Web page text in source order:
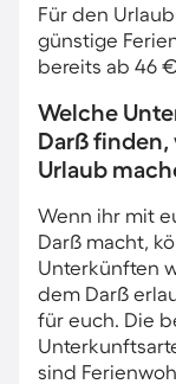
Für den
günstige
bereits ab 46
Welche
Darß
Urlaub
Wenn ihr mit
Darß macht,
Unterkünften
dem Darß
für euch. Die
sind